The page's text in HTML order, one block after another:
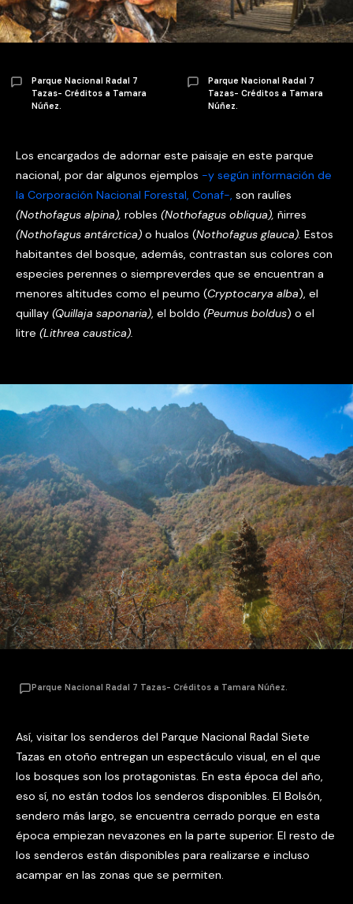
Parque Nacional Radal 7
Tazas- Créditos a Tamara
Núñez.
Parque Nacional Radal 7
Tazas- Créditos a Tamara
Núñez.
Los encargados de adornar este paisaje en este parque
nacional, por dar algunos ejemplos -y según información de
la Corporación Nacional Forestal, Conaf-, son raulíes
(Nothofagus alpina), robles (Nothofagus obliqua), ñirres
(Nothofagus antárctica) o hualos (Nothofagus glauca). Estos
habitantes del bosque, además, contrastan sus colores con
especies perennes o siempreverdes que se encuentran a
menores altitudes como el peumo (Cryptocarya alba), el
quillay (Quillaja saponaria), el boldo (Peumus boldus) o el
litre (Lithrea caustica).
Parque Nacional Radal 7 Tazas- Créditos a Tamara Núñez.
Así, visitar los senderos del Parque Nacional Radal Siete
Tazas en otoño entregan un espectáculo visual, en el que
los bosques son los protagonistas. En esta época del año,
eso sí, no están todos los senderos disponibles. El Bolsón,
sendero más largo, se encuentra cerrado porque en esta
época empiezan nevazones en la parte superior. El resto de
los senderos están disponibles para realizarse e incluso
acampar en las zonas que se permiten.